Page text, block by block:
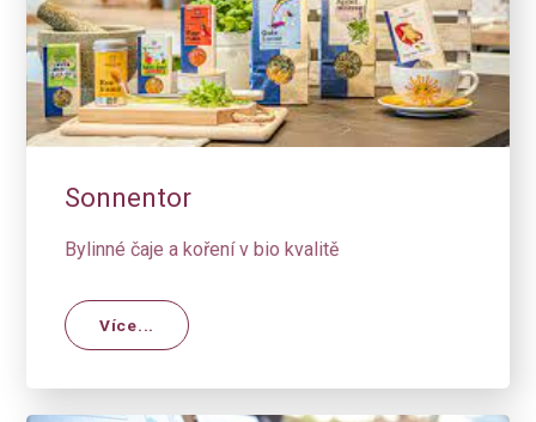
Sonnentor
Bylinné čaje a koření v bio kvalitě
Více...